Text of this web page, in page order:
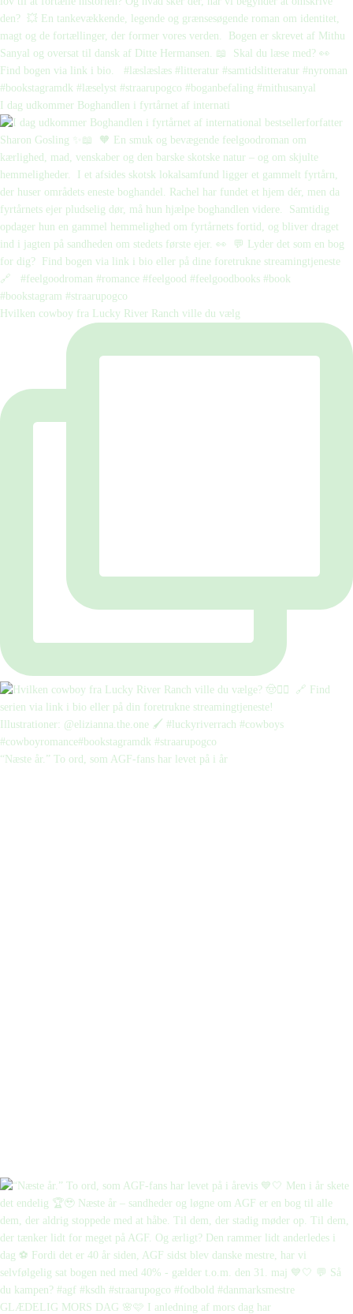
I dag udkommer Boghandlen i fyrtårnet af internati
Hvilken cowboy fra Lucky River Ranch ville du vælg
“Næste år.” To ord, som AGF-fans har levet på i år
GLÆDELIG MORS DAG 🌸🩷 I anledning af mors dag har